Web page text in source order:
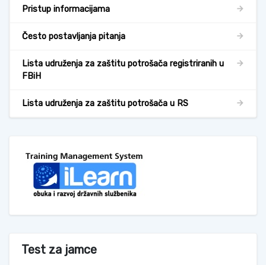
Pristup informacijama
Često postavljanja pitanja
Lista udruženja za zaštitu potrošača registriranih u
FBiH
Lista udruženja za zaštitu potrošača u RS
Test za jamce